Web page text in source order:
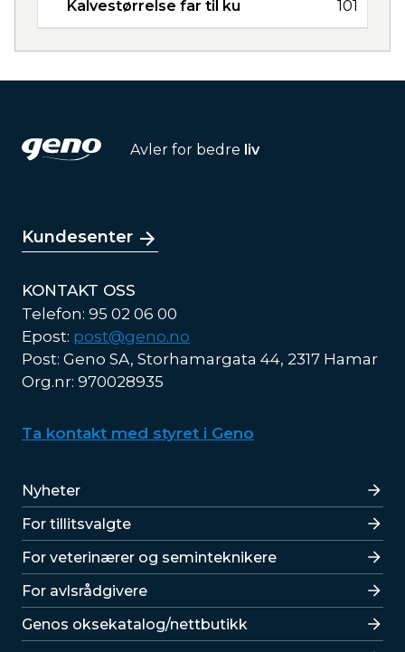
Kalvestørrelse far til ku 101
Avler for bedre liv
Kundesenter
KONTAKT OSS
Telefon: 95 02 06 00
Epost: post@geno.no
Post: Geno SA, Storhamargata 44, 2317 Hamar
Org.nr: 970028935
Ta kontakt med styret i Geno
Lenker
Nyheter
For tillitsvalgte
For veterinærer og seminteknikere
For avlsrådgivere
Lenker
Genos oksekatalog/nettbutikk